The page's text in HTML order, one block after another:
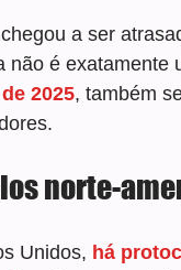
a ser
não é exatamente
2025, também
norte-
Unidos, há